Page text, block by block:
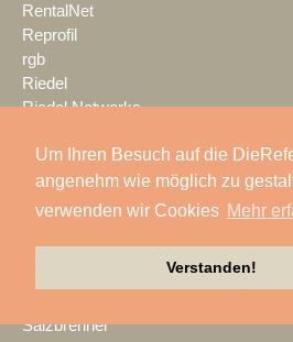
Um Ihren Besuch auf die
angenehm wie möglich zu
verwenden wir Cookies Mehr
Verstanden!
RentalNet
Reprofil
rgb
Riedel
Riedel Networks
Robe
Rockline Cases
ROE Visual
Salzbrenner